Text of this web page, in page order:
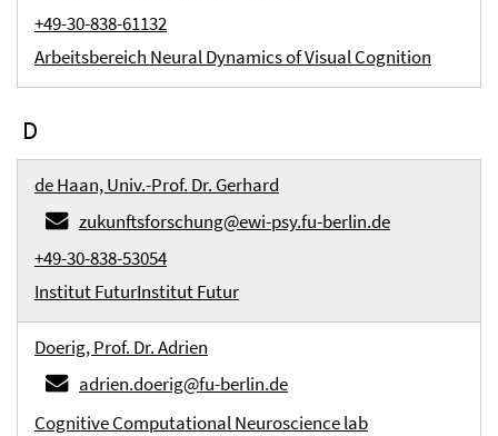
+49-30-838-61132
Arbeitsbereich Neural Dynamics of Visual Cognition
D
de Haan, Univ.-Prof. Dr. Gerhard
zukunftsforschung@ewi-psy.fu-berlin.de
+49-30-838-53054
Institut FuturInstitut Futur
Doerig, Prof. Dr. Adrien
adrien.doerig@fu-berlin.de
Cognitive Computational Neuroscience lab